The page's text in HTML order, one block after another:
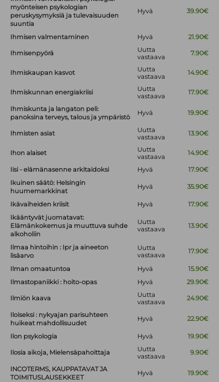
myönteisen psykologian
peruskysymyksiä ja tulevaisuuden
suuntia
Hyvä 39.90€
Ihmisen valmentaminen Hyvä 21.90€
Ihmisenpyörä
Uutta
vastaava
7.90€
Ihmiskaupan kasvot
Uutta
vastaava
14.90€
Ihmiskunnan energiakriisi
Uutta
vastaava
17.90€
Ihmiskunta ja langaton peli:
panoksina terveys, talous ja ympäristö
Hyvä 19.90€
Ihmisten asiat
Uutta
vastaava
13.90€
Ihon alaiset
Uutta
vastaava
14.90€
Iisi - elämänasenne arkitaidoksi Hyvä
17.90€
Ikuinen säätö: Helsingin
huumemarkkinat
Hyvä 35.90€
Ikävaiheiden kriisit Hyvä
17.90€
Ikääntyvät juomatavat:
Elämänkokemus ja muuttuva suhde
alkoholiin
Uutta
vastaava
13.90€
Ilmaa hintoihin : Ipr ja aineeton
lisäarvo
Uutta
vastaava
17.90€
Ilman omaatuntoa Hyvä
15.90€
Ilmastopaniikki : hoito-opas
Hyvä 29.90€
Ilmiön kaava
Uutta
vastaava
24.90€
Iloiseksi : nykyajan parisuhteen
huikeat mahdollisuudet
Hyvä 22.90€
Ilon psykologia Hyvä 19.90€
Ilosia aikoja, Mielensäpahoittaja
Uutta
vastaava
9.90€
INCOTERMS, KAUPPATAVAT JA
TOIMITUSLAUSEKKEET
Hyvä 19.90€